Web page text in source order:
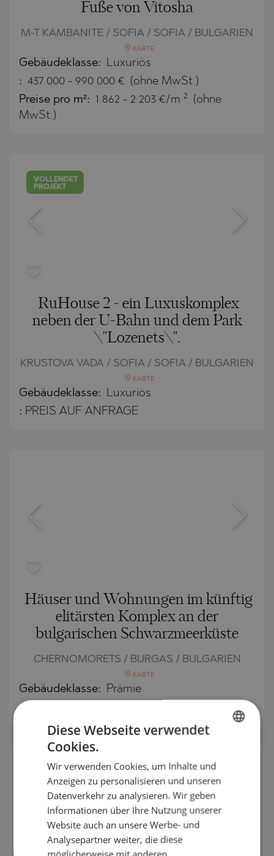
Fuße von Vitosha
M-T KAMBANITE / SOFIA / SOFIA / BULGARIEN
KARTE
Gebäudeklasse: Luxuriös
: 437 000 - 990 000 € (ohne MwSt.)
Preise pro m²: 1 862 - 2 203 €/m 2
(ohne
MwSt.)
VOLLENDET
PROJEKT
RuHouse 2 - ein Luxuskomplex
neben der U-Bahn und dem Park
\"Lozenets\".
KRUSTOVA VADA / SOFIA / SOFIA / BULGARIEN
KARTE
Gebäudeklasse: Luxuriös
: PREIS AUF ANFRAGE
Häuser und Wohnungen im künftig
elitärsten Komplex an der
bulgarischen Schwarzmeerküste
CHERNOMORETS / BURGAS / BULGARIEN
KARTE
Gebäudeklasse: Prämie
:
SEKUNDÄR
VERKAUF
VOLLENDET
PROJEKT
ENGLISH
RUSSIAN
GERMAN
FRENCH
Diese Webseite verwendet
Cookies.
Wir verwenden Cookies, um Inhalte und
Anzeigen zu personalisieren und unseren
Datenverkehr zu analysieren. Wir geben
Informationen über Ihre Nutzung unserer
Website auch an unsere Werbe- und
Analysepartner weiter, die diese